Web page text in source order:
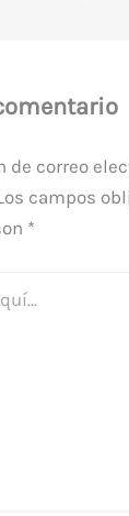
de correo
campos
*